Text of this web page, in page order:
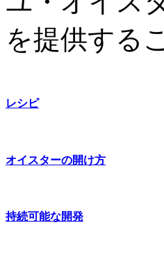
を提供する
レシピ
オイスターの開け方
持続可能な開発